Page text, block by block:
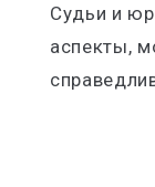
Судьи и
аспекты,